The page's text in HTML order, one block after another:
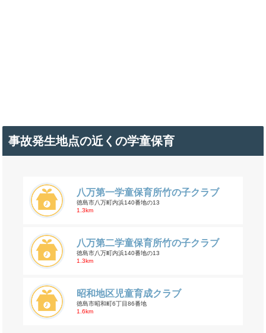
事故発生地点の近くの学童保育
八万第一学童保育所竹の子クラブ
徳島市八万町内浜140番地の13
1.3km
八万第二学童保育所竹の子クラブ
徳島市八万町内浜140番地の13
1.3km
昭和地区児童育成クラブ
徳島市昭和町6丁目86番地
1.6km